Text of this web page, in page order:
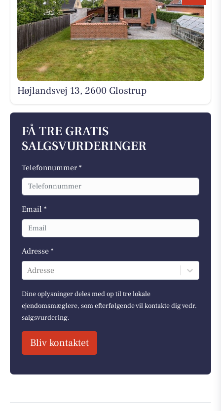
Højlandsvej 13, 2600 Glostrup
FÅ TRE GRATIS
SALGSVURDERINGER
Telefonnummer *
Email *
Adresse *
Adresse
Dine oplysninger deles med op til tre lokale
ejendomsmæglere, som efterfølgende vil kontakte dig vedr.
salgsvurdering.
Bliv kontaktet